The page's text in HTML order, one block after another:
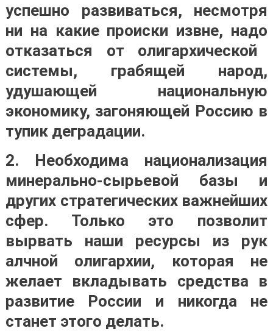
успешно развиваться, несмотря
ни на какие происки извне, надо
отказаться от олигархической
системы, грабящей народ,
удушающей национальную
экономику, загоняющей Россию в
тупик деградации.
2. Необходима национализация
минерально-сырьевой базы и
других стратегических важнейших
сфер. Только это позволит
вырвать наши ресурсы из рук
алчной олигархии, которая не
желает вкладывать средства в
развитие России и никогда не
станет этого делать.